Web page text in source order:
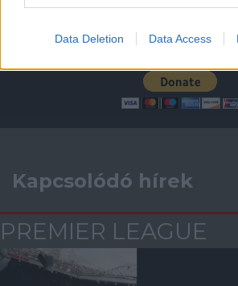
Data Deletion Data Access
Támogasd
Kapcsolódó hírek
PREMIER LEAGUE